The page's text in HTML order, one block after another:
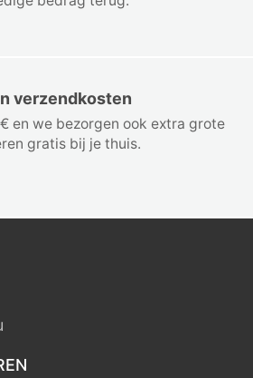
verzendkosten
en we bezorgen ook extra grote
gratis bij je thuis.